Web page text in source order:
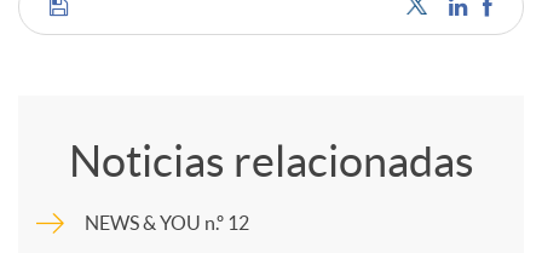
C
m
Noticias relacionadas
NEWS & YOU n.º 12